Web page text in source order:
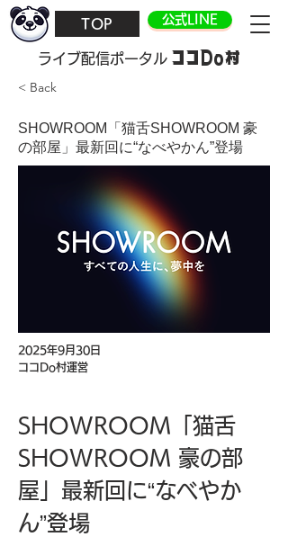
TOP 公式LINE
​ライブ配信ポータル ココDo村
< Back
SHOWROOM「猫舌SHOWROOM 豪
の部屋」最新回に“なべやかん”登場
2025年9月30日
ココDo村運営
SHOWROOM「猫舌
SHOWROOM 豪の部
屋」最新回に“なべやか
ん”登場